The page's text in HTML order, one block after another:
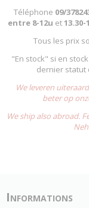
Téléphone 09/
entre 8-12u et13.30-
Tous les prix
"En stock" si en
dernier statut
We leveren
beter op
We ship also abroad.
Informations